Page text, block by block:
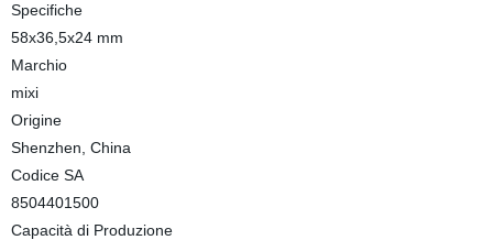
Specifiche
58x36,5x24 mm
Marchio
mixi
Origine
Shenzhen, China
Codice SA
8504401500
Capacità di Produzione